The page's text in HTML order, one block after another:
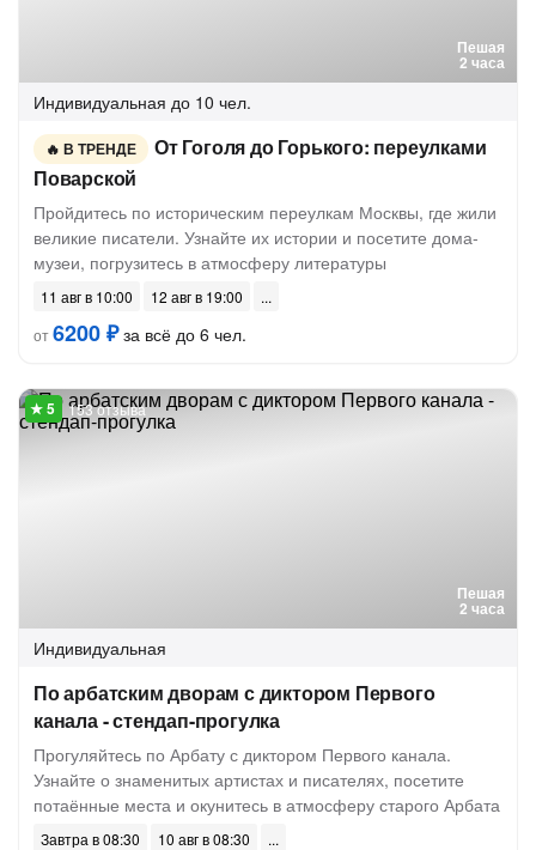
Пешая
2 часа
Индивидуальная до 10 чел.
В ТРЕНДЕ
От Гоголя до Горького: переулками
Поварской
Пройдитесь по историческим переулкам Москвы, где жили
великие писатели. Узнайте их истории и посетите дома-
музеи, погрузитесь в атмосферу литературы
11 авг в 10:00
12 авг в 19:00
от6200 ₽за всё до 6 чел.
Пешая
2 часа
153 отзыва
Индивидуальная
По арбатским дворам с диктором Первого
канала - стендап-прогулка
Прогуляйтесь по Арбату с диктором Первого канала.
Узнайте о знаменитых артистах и писателях, посетите
потаённые места и окунитесь в атмосферу старого Арбата
Завтра в 08:30
10 авг в 08:30